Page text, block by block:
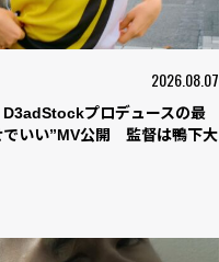
2026.08.07
D3adStockプロデュースの最
でいい”MV公開 監督は鴨下大